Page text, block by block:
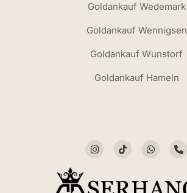
Goldankauf Wedemark
Goldankauf Wennigsen
Goldankauf Wunstorf
Goldankauf Hameln